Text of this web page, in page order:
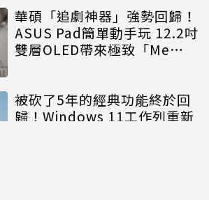
華碩「追劇神器」強勢回歸！
ASUS Pad簡單動手玩 12.2吋
雙層OLED帶來極致「Me
被砍了5年的經典功能終於回
歸！Windows 11工作列重新